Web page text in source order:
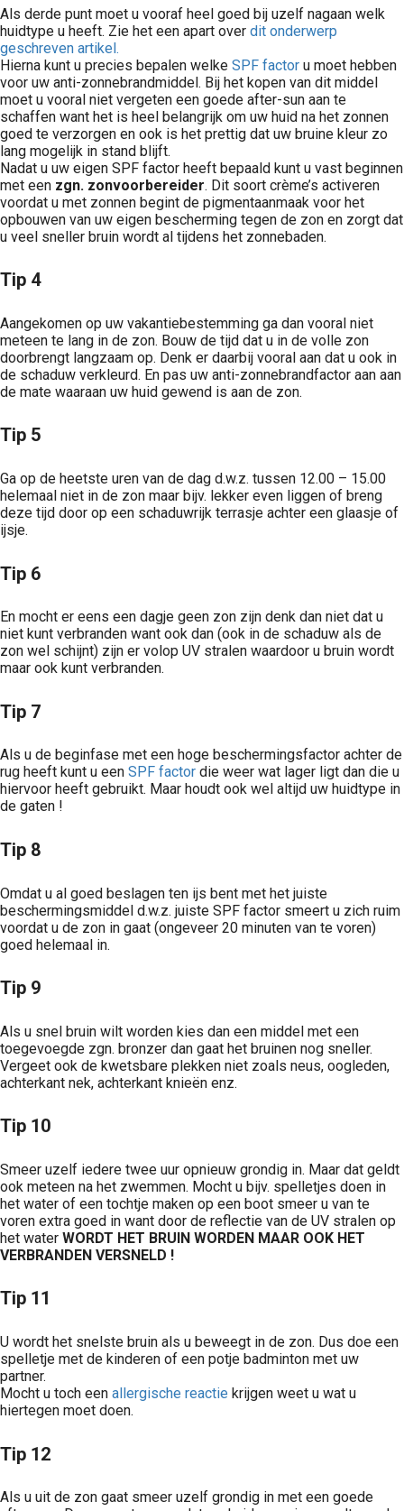
Als derde punt moet u vooraf heel goed bij uzelf nagaan welk
huidtype u heeft. Zie het een apart over dit onderwerp
geschreven artikel.
Hierna kunt u precies bepalen welke SPF factor u moet hebben
voor uw anti-zonnebrandmiddel. Bij het kopen van dit middel
moet u vooral niet vergeten een goede after-sun aan te
schaffen want het is heel belangrijk om uw huid na het zonnen
goed te verzorgen en ook is het prettig dat uw bruine kleur zo
lang mogelijk in stand blijft.
Nadat u uw eigen SPF factor heeft bepaald kunt u vast beginnen
met een zgn. zonvoorbereider. Dit soort crème’s activeren
voordat u met zonnen begint de pigmentaanmaak voor het
opbouwen van uw eigen bescherming tegen de zon en zorgt dat
u veel sneller bruin wordt al tijdens het zonnebaden.
Tip 4
Aangekomen op uw vakantiebestemming ga dan vooral niet
meteen te lang in de zon. Bouw de tijd dat u in de volle zon
doorbrengt langzaam op. Denk er daarbij vooral aan dat u ook in
de schaduw verkleurd. En pas uw anti-zonnebrandfactor aan aan
de mate waaraan uw huid gewend is aan de zon.
Tip 5
Ga op de heetste uren van de dag d.w.z. tussen 12.00 – 15.00
helemaal niet in de zon maar bijv. lekker even liggen of breng
deze tijd door op een schaduwrijk terrasje achter een glaasje of
ijsje.
Tip 6
En mocht er eens een dagje geen zon zijn denk dan niet dat u
niet kunt verbranden want ook dan (ook in de schaduw als de
zon wel schijnt) zijn er volop UV stralen waardoor u bruin wordt
maar ook kunt verbranden.
Tip 7
Als u de beginfase met een hoge beschermingsfactor achter de
rug heeft kunt u een SPF factor die weer wat lager ligt dan die u
hiervoor heeft gebruikt. Maar houdt ook wel altijd uw huidtype in
de gaten !
Tip 8
Omdat u al goed beslagen ten ijs bent met het juiste
beschermingsmiddel d.w.z. juiste SPF factor smeert u zich ruim
voordat u de zon in gaat (ongeveer 20 minuten van te voren)
goed helemaal in.
Tip 9
Als u snel bruin wilt worden kies dan een middel met een
toegevoegde zgn. bronzer dan gaat het bruinen nog sneller.
Vergeet ook de kwetsbare plekken niet zoals neus, oogleden,
achterkant nek, achterkant knieën enz.
Tip 10
Smeer uzelf iedere twee uur opnieuw grondig in. Maar dat geldt
ook meteen na het zwemmen. Mocht u bijv. spelletjes doen in
het water of een tochtje maken op een boot smeer u van te
voren extra goed in want door de reflectie van de UV stralen op
het water WORDT HET BRUIN WORDEN MAAR OOK HET
VERBRANDEN VERSNELD !
Tip 11
U wordt het snelste bruin als u beweegt in de zon. Dus doe een
spelletje met de kinderen of een potje badminton met uw
partner.
Mocht u toch een allergische reactie krijgen weet u wat u
hiertegen moet doen.
Tip 12
Als u uit de zon gaat smeer uzelf grondig in met een goede